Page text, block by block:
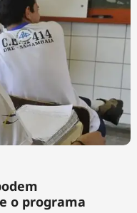
o programa